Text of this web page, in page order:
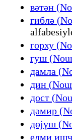
вәтән
гиблә
горху
гуш
дамла
дин
дост
дәмир
дөјүш
елми